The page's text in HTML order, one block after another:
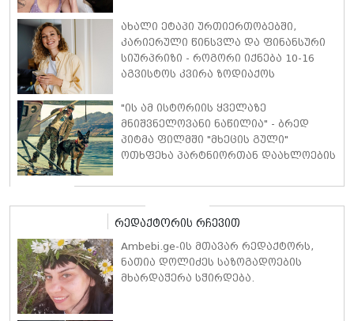
წლის შემდეგაც ის და მელანი
გრიფიტი საუკეთესო მეგობრებად
რჩებიან
ახალი ეტაპი ურთიერთობებში,
კარიერული წინსვლა და ფინანსური
სიურპრიზი - როგორი იქნება 10-16
აგვისტოს კვირა ზოდიაქოს
"ის ამ ისტორიის ყველაზე
მნიშვნელოვანი ნაწილია" - ბრედ
პიტმა ფილმში "მხეცის გული"
ოთხფეხა პარტნიორთან დაახლოების
ისაუბრა
რედაქტორის რჩევით
Ambebi.ge-ის მთავარ რედაქტორს,
ნათია დოლიძეს საზოგადოების
მხარდაჭერა სჭირდება.